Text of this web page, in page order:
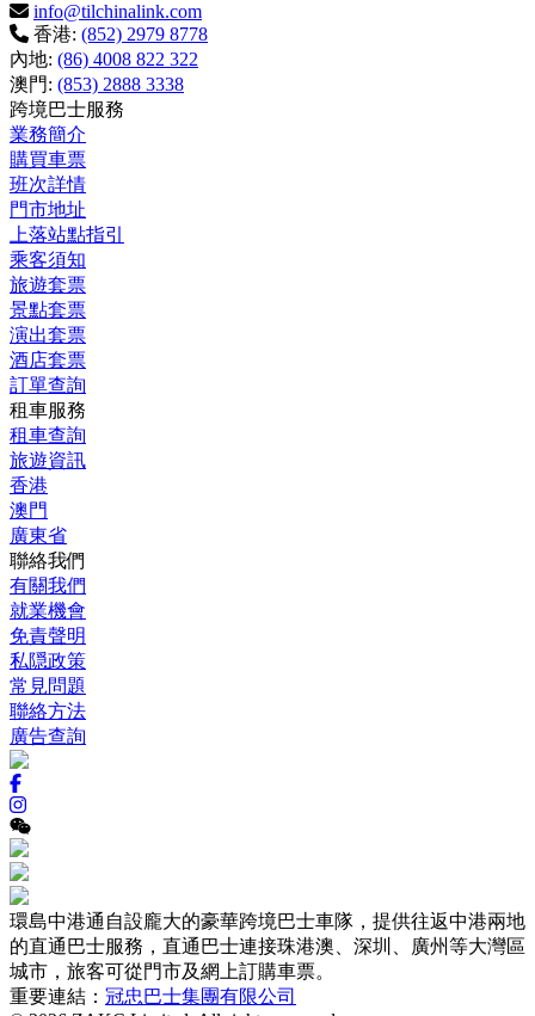
info@tilchinalink.com
香港: (852) 2979 8778
內地: (86) 4008 822 322
澳門: (853) 2888 3338
跨境巴士服務
業務簡介
購買車票
班次詳情
門市地址
上落站點指引
乘客須知
旅遊套票
景點套票
演出套票
酒店套票
訂單查詢
租車服務
租車查詢
旅遊資訊
香港
澳門
廣東省
聯絡我們
有關我們
就業機會
免責聲明
私隠政策
常見問題
聯絡方法
廣告查詢
環島中港通自設龐大的豪華跨境巴士車隊，提供往返中港兩地
的直通巴士服務，直通巴士連接珠港澳、深圳、廣州等大灣區
城市，旅客可從門市及網上訂購車票。
重要連結： 冠忠巴士集團有限公司